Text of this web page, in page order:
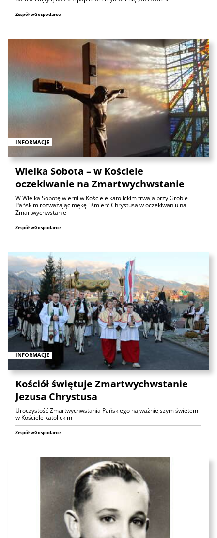
Zespół wGospodarce
INFORMACJE
Wielka Sobota – w Kościele
oczekiwanie na Zmartwychwstanie
W Wielką Sobotę wierni w Kościele katolickim trwają przy Grobie
Pańskim rozważając mękę i śmierć Chrystusa w oczekiwaniu na
Zmartwychwstanie
Zespół wGospodarce
INFORMACJE
Kościół świętuje Zmartwychwstanie
Jezusa Chrystusa
Uroczystość Zmartwychwstania Pańskiego najważniejszym świętem
w Kościele katolickim
Zespół wGospodarce